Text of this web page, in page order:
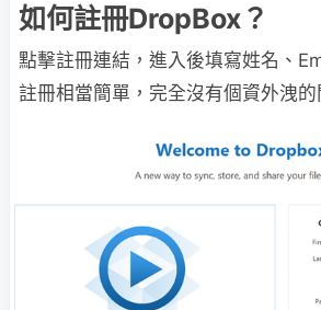
如何註冊DropBox？
點擊註冊連結，進入後填寫姓名、
註冊相當簡單，完全沒有個資外洩的